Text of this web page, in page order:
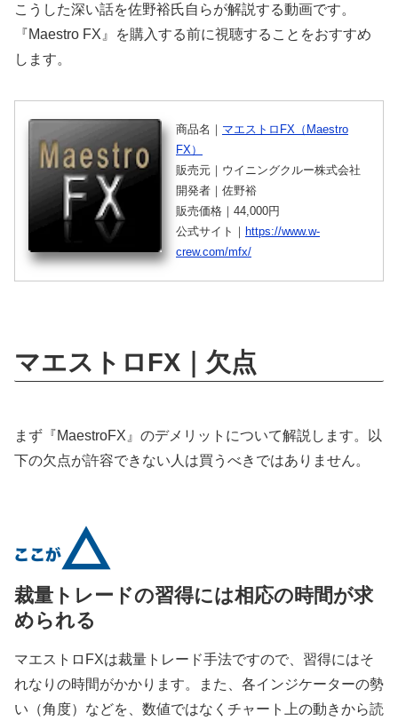
こうした深い話を佐野裕氏自らが解説する動画です。
『Maestro FX』を購入する前に視聴することをおすすめ
します。
商品名｜ マエストロFX（Maestro
FX）
販売元｜ウイニングクルー株式会社
開発者｜佐野裕
販売価格｜44,000円
公式サイト｜ https://www.w-
crew.com/mfx/
マエストロFX｜欠点
まず『MaestroFX』のデメリットについて解説します。以
下の欠点が許容できない人は買うべきではありません。
裁量トレードの習得には相応の時間が求
められる
マエストロFXは裁量トレード手法ですので、習得にはそ
れなりの時間がかかります。また、各インジケーターの勢
い（角度）などを、数値ではなくチャート上の動きから読